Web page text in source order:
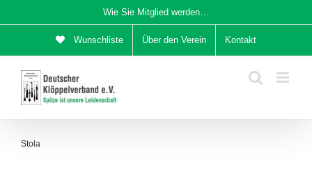
Inhalt
Wie Sie Mitglied werden…
Wunschliste Über den Verein Kontakt
Stola